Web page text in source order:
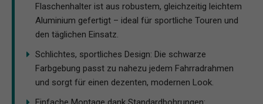
Flaschenhalter ist aus robustem, gleichzeitig leichtem
Aluminium gefertigt – ideal für sportliche Touren und
den täglichen Einsatz.
Schlichtes, sportliches Design: Die schwarze
Farbgebung passt zu nahezu jedem Fahrradrahmen
und sorgt für einen dezenten, modernen Look.